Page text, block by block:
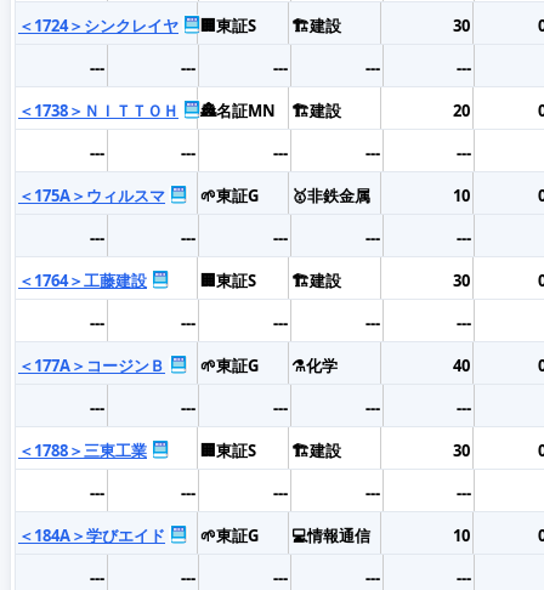
＜1724＞シンクレイヤ
🏢東証S 🏗️建設 30
---
--- --- ---
---
＜1738＞ＮＩＴＴＯＨ
🏯名証MN 🏗️建設 20
---
--- --- ---
---
＜175A＞ウィルスマ
🌱東証G 🥇非鉄金属 10
---
--- --- ---
---
＜1764＞工藤建設
🏢東証S 🏗️建設 30
---
--- --- ---
---
＜177A＞コージンＢ
🌱東証G ⚗️化学 40
---
--- --- ---
---
＜1788＞三東工業
🏢東証S 🏗️建設 30
---
--- --- ---
---
＜184A＞学びエイド
🌱東証G 💻情報通信 10
---
--- --- ---
---